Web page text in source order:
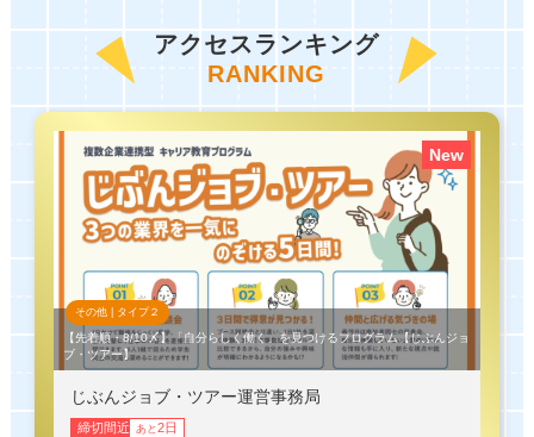
アクセスランキング
RANKING
New
その他 | タイプ２
【先着順・8/10〆】「自分らしく働く」を見つけるプログラム【じぶんジョ
ブ・ツアー】
じぶんジョブ・ツアー運営事務局
締切間近 あと 2日